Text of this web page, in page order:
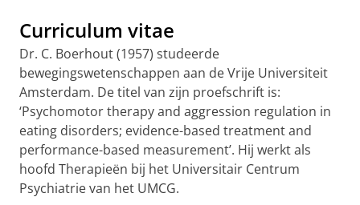
Curriculum vitae
Dr. C. Boerhout (1957) studeerde
bewegingswetenschappen aan de Vrije Universiteit
Amsterdam. De titel van zijn proefschrift is:
‘Psychomotor therapy and aggression regulation in
eating disorders; evidence-based treatment and
performance-based measurement’. Hij werkt als
hoofd Therapieën bij het Universitair Centrum
Psychiatrie van het UMCG.